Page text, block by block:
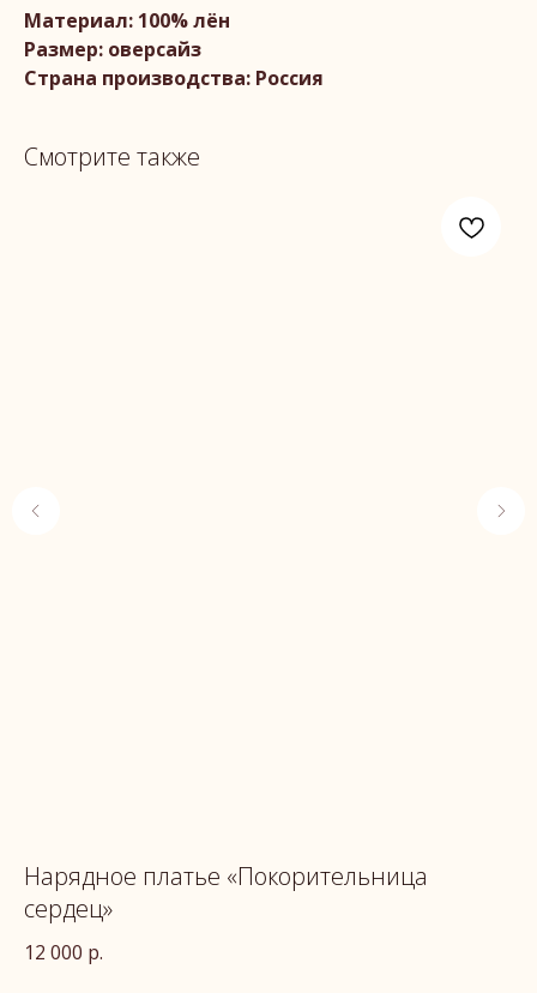
Материал: 100% лён
Размер: оверсайз
Страна производства: Россия
Смотрите также
Нарядное платье «Покорительница
сердец»
12 000 р.